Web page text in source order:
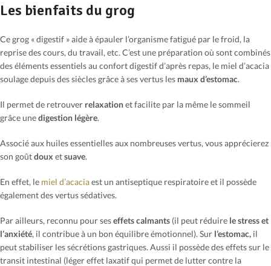
Les bienfaits du grog
Ce grog « digestif » aide à épauler l’organisme fatigué par le froid, la
reprise des cours, du travail, etc. C’est une préparation où sont combinés
des éléments essentiels au confort digestif d’après repas, le miel d’acacia
soulage depuis des siècles grâce à ses vertus les maux d’estomac.
Il permet de retrouver relaxationet facilite par la même le sommeil
grâce unedigestion légère.
Associé aux huiles essentielles aux nombreuses vertus, vous apprécierez
son goûtdoux etsuave.
En effet, le miel d’acaciaest un antiseptique respiratoire et il possède
également des vertus sédatives.
Par ailleurs, reconnu pour seseffets calmants (il peut réduire le stress et
l’anxiété, il contribue à un bon équilibre émotionnel). Sur l’estomac, il
peut stabiliser les sécrétions gastriques. Aussi il possède des effets sur le
transit intestinal (léger effet laxatif qui permet de lutter contre la